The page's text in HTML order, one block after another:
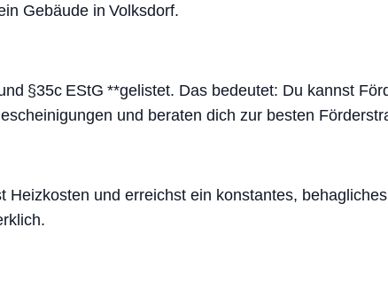
Gebäude in Volksdorf.
§35c EStG **gelistet. Das bedeutet: Du kannst
und beraten dich zur besten
und erreichst ein konstantes,